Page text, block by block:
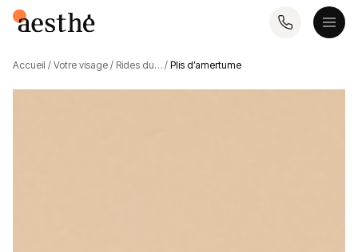
Accueil / Votre visage / Rides du… / Plis d’amertume